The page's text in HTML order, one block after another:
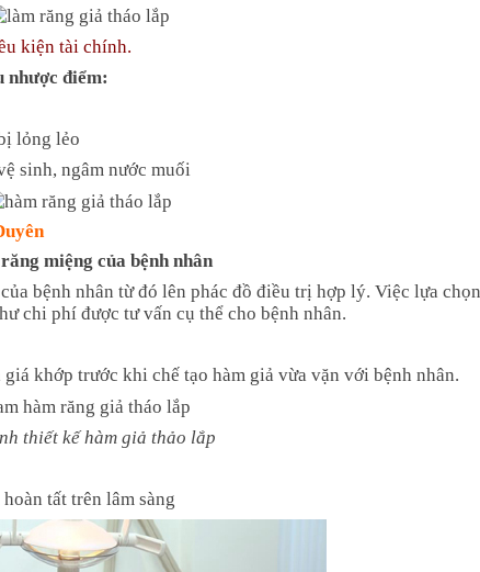
kiện tài chính.
nhược điểm:
lỏng lẻo
sinh, ngâm nước muối
miệng của bệnh nhân
bệnh nhân từ đó lên phác đồ điều trị hợp lý. Việc lựa
chi phí được tư vấn cụ thể cho bệnh nhân.
khớp trước khi chế tạo hàm giả vừa vặn với bệnh nhân.
thiết kế hàm giả thảo lắp
tất trên lâm sàng